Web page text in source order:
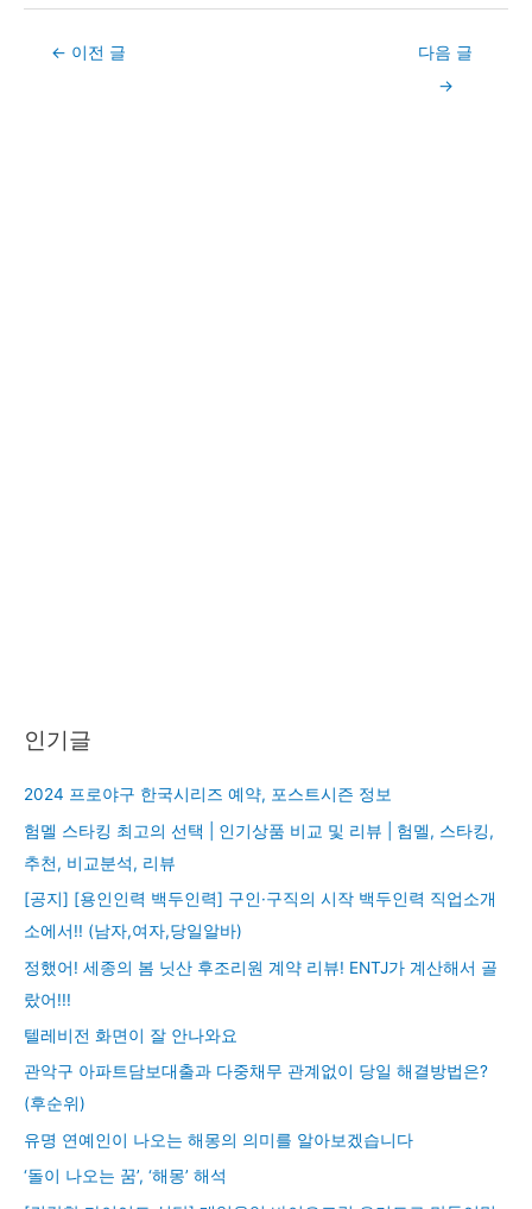
Post← 이전 글
다음 글
→
인기글
2024 프로야구 한국시리즈 예약, 포스트시즌 정보
험멜 스타킹 최고의 선택 | 인기상품 비교 및 리뷰 | 험멜, 스타킹,
추천, 비교분석, 리뷰
[공지] [용인인력 백두인력] 구인·구직의 시작 백두인력 직업소개
소에서!! (남자,여자,당일알바)
정했어! 세종의 봄 닛산 후조리원 계약 리뷰! ENTJ가 계산해서 골
랐어!!!
텔레비전 화면이 잘 안나와요
관악구 아파트담보대출과 다중채무 관계없이 당일 해결방법은?
(후순위)
유명 연예인이 나오는 해몽의 의미를 알아보겠습니다
‘돌이 나오는 꿈’, ‘해몽’ 해석